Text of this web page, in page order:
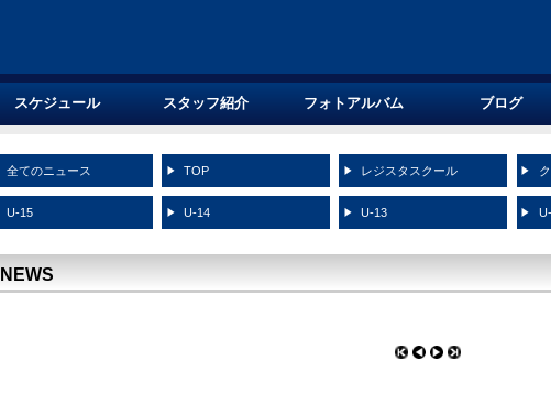
スケジュール スタッフ紹介 フォトアルバム ブログ
全てのニュース TOP レジスタスクール
U-15 U-14 U-13
NEWS